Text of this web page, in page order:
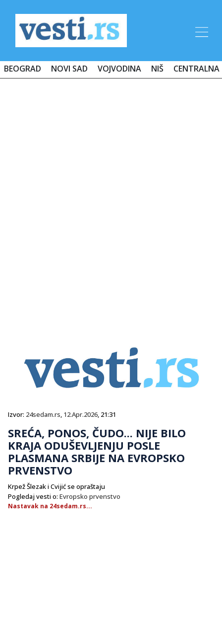
BEOGRAD NOVI SAD VOJVODINA NIŠ CENTRALNA
Izvor: 24sedam.rs, 12.Apr.2026, 21:31
SREĆA, PONOS, ČUDO... NIJE BILO
KRAJA ODUŠEVLJENJU POSLE
PLASMANA SRBIJE NA EVROPSKO
PRVENSTVO
Krpež Šlezak i Cvijić se opraštaju
Pogledaj vesti o: Evropsko prvenstvo
Nastavak na 24sedam.rs...